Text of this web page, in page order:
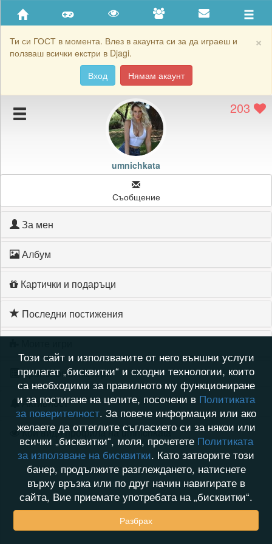
×
Ти си ГОСТ в момента. Влез в акаунта си за да играеш и
ползваш всички екстри в Djagi.
Вход
Нямам акаунт
Приятели
Хронология на игри
Подаръците на umnichkata
Картичките на umnichkata
Блокирай umnichkata
203
umnichkata
Съобщение
За мен
Албум
Картички и подаръци
Последни постижения
Хронология на игри
Активност
Кой видя профила на umnichkata
Този сайт и използваните от него външни услуги
прилагат „бисквитки“ и сходни технологии, които
са необходими за правилното му функциониране
и за постигане на целите, посочени в Политиката
за поверителност. За повече информация или ако
желаете да оттеглите съгласието си за някои или
всички „бисквитки“, моля, прочетете Политиката
за използване на бисквитки. Като затворите този
банер, продължите разглеждането, натиснете
върху връзка или по друг начин навигирате в
сайта, Вие приемате употребата на „бисквитки“.
Разбрах